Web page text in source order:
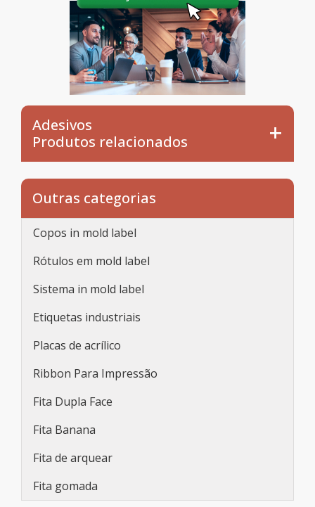
Adesivos
Produtos relacionados
Outras categorias
Copos in mold label
Rótulos em mold label
Sistema in mold label
Etiquetas industriais
Placas de acrílico
Ribbon Para Impressão
Fita Dupla Face
Fita Banana
Fita de arquear
Fita gomada